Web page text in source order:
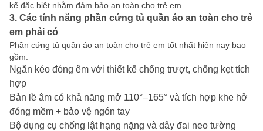
kế đặc biệt nhằm đảm bảo an toàn cho trẻ em.
3. Các tính năng phần cứng tủ quần áo an toàn cho trẻ
em phải có
Phần cứng tủ quần áo an toàn cho trẻ em tốt nhất hiện nay bao
gồm:
Ngăn kéo đóng êm với thiết kế chống trượt, chống kẹt tích
hợp
Bản lề âm có khả năng mở 110°–165° và tích hợp khe hở
đóng mềm + bảo vệ ngón tay
Bộ dụng cụ chống lật hạng nặng và dây đai neo tường